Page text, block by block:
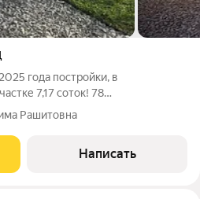
года постройки, в
7,17 соток! 78
вся мебель и техника новые.
Отопление от
с датчиком, с Wi-Fi.
Рашитовна
Написать